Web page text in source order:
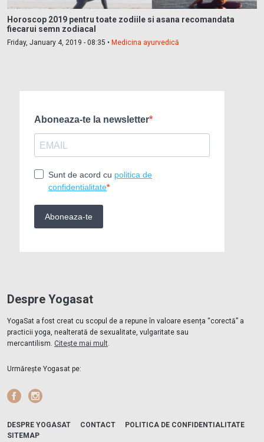
Horoscop 2019 pentru toate zodiile si asana recomandata
fiecarui semn zodiacal
Friday, January 4, 2019 - 08:35 • Medicina ayurvedică
Despre Yogasat
YogaSat a fost creat cu scopul de a repune în valoare esența “corectă” a
practicii yoga, nealterată de sexualitate, vulgaritate sau
mercantilism. Citește mai mult.
Urmărește Yogasat pe:
Facebook
DESPRE YOGASAT CONTACT
POLITICA DE CONFIDENTIALITATE
SITEMAP